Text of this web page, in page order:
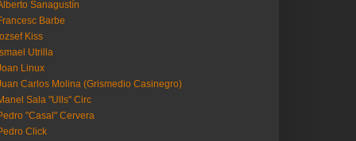
Sanagustín
Barbe
Kiss
Utrilla
Linux
Carlos Molina (Grismedio Casinegro)
Sala "Ulls" Circ
"Casal" Cervera
Click